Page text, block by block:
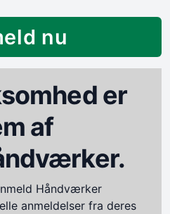
nu
er
af
Håndværker
anmeldelser fra deres